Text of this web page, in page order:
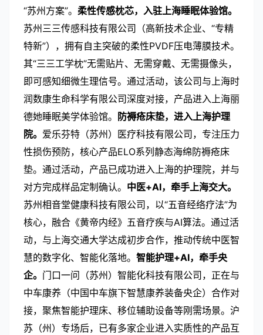
“苏州方案”。 柔性传感枕芯，入驻上海睡眠体验馆。
苏州三三传感科技有限公司（高新技术企业、“专精
特新”），拥有自主突破的柔性PVDF压电薄膜技术。
其“三三工学枕”无需贴片、无需穿戴、无需摄像头，
即可感知细微生理信号。通过活动，该公司与上海时
润数康生命科学有限公司深度对接，产品进入上海丽
德她睡眠美学体验馆。
防褥疮床垫，进入上海护理
院。 爱乐芬特（苏州）医疗科技有限公司，专注压力
性损伤预防，核心产品ELO系列静态海绵防褥疮床
垫。通过活动，产品已成功进入上海的护理院，并与
对方完成样品定制确认。 中医+AI，牵手上海交大。
苏州相音堂健康科技有限公司，以“五音经络疗法”为
核心，融合《黄帝内经》五音疗疾与AI算法。通过活
动，与上海交通大学达成初步合作，推动传统中医智
慧的数字化、智能化落地。 智能护理+AI，牵手央
企。 门口一问（苏州）智能化科技有限公司，正在与
中车康养（中国中车旗下智慧康养装备央企）合作对
接，聚焦智能护理床、移位辅助设备等刚需场景。 沪
苏（州）专场后，已有多家企业进入实质性的产品互